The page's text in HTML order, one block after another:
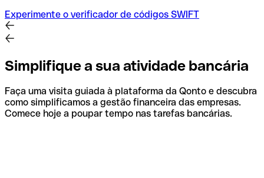
Experimente o verificador de códigos SWIFT
Simplifique a sua atividade bancária
Faça uma visita guiada à plataforma da Qonto e descubra
como simplificamos a gestão financeira das empresas.
Comece hoje a poupar tempo nas tarefas bancárias.